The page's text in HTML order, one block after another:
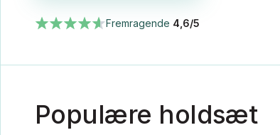
Fremragende 4,6/5
Populære holdsæt